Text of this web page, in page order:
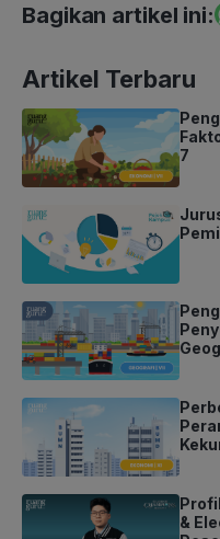
Bagikan artikel ini:
Artikel Terbaru
7
&